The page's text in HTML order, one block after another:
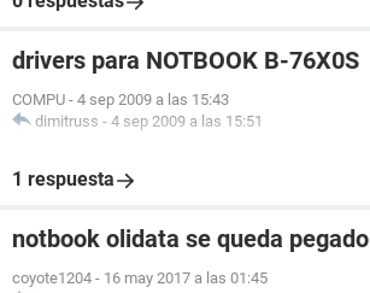
drivers para NOTBOOK B-76X0S
COMPU - 4 sep 2009 a las 15:43
dimitruss - 4 sep 2009 a las 15:51
1 respuesta
notbook olidata se queda pegado
coyote1204 - 16 may 2017 a las 01:45